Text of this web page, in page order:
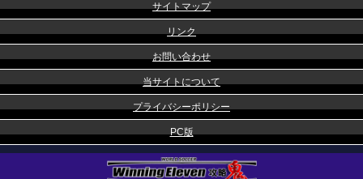
サイトマップ
リンク
お問い合わせ
当サイトについて
プライバシーポリシー
PC版